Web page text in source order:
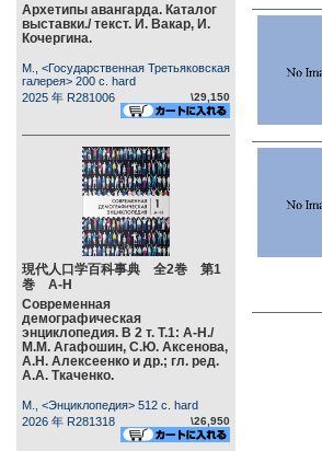
Архетипы авангарда. Каталог
выставки./ текст. И. Вакар, И.
Кочергина.
М., <Государственная Третьяковская
галерея> 200 c. hard
2025 年 R281006
\29,150
現代人口学百科事典 全2巻 第1
巻 А-Н
Современная
демографическая
энциклопедия. В 2 т. Т.1: А-Н./
М.М. Агафошин, С.Ю. Аксенова,
А.Н. Алексеенко и др.; гл. ред.
А.А. Ткаченко.
М., <Энциклопедия> 512 c. hard
2026 年 R281318
\26,950